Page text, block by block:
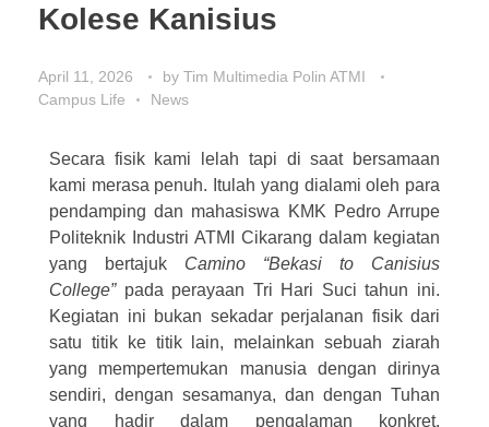
Kolese Kanisius
April 11, 2026 by Tim Multimedia Polin ATMI
Campus Life
News
Secara fisik kami lelah tapi di saat bersamaan
kami merasa penuh. Itulah yang dialami oleh para
pendamping dan mahasiswa KMK Pedro Arrupe
Politeknik Industri ATMI Cikarang dalam kegiatan
yang bertajuk Camino “Bekasi to Canisius
College”pada perayaan Tri Hari Suci tahun ini.
Kegiatan ini bukan sekadar perjalanan fisik dari
satu titik ke titik lain, melainkan sebuah ziarah
yang mempertemukan manusia dengan dirinya
sendiri, dengan sesamanya, dan dengan Tuhan
yang hadir dalam pengalaman konkret.